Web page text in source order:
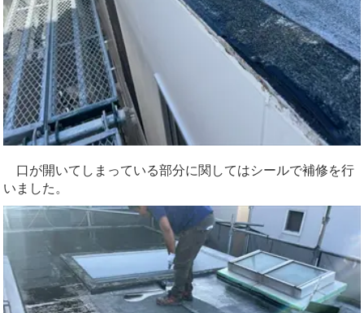
口が開いてしまっている部分に関してはシールで補修を行
いました。